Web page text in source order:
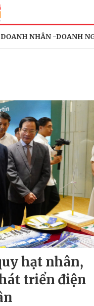
DOANH NHÂN -DOANH
hạt nhân,
triển điện